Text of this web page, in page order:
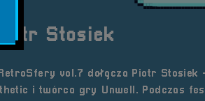
Stosiek
vol.7 dołącza Piotr Stosiek
i twórca gry Unwell. Podczas